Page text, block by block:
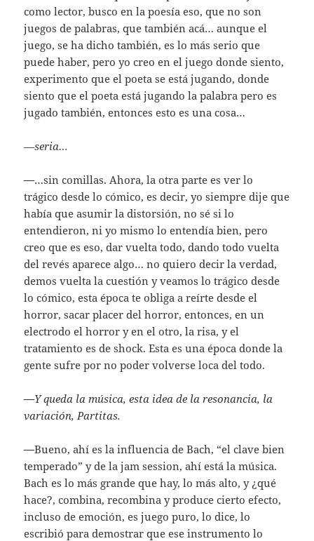
como lector, busco en la poesía eso, que no son
juegos de palabras, que también acá… aunque el
juego, se ha dicho también, es lo más serio que
puede haber, pero yo creo en el juego donde siento,
experimento que el poeta se está jugando, donde
siento que el poeta está jugando la palabra pero es
jugado también, entonces esto es una cosa…
—seria…
—…sin comillas. Ahora, la otra parte es ver lo
trágico desde lo cómico, es decir, yo siempre dije que
había que asumir la distorsión, no sé si lo
entendieron, ni yo mismo lo entendía bien, pero
creo que es eso, dar vuelta todo, dando todo vuelta
del revés aparece algo… no quiero decir la verdad,
demos vuelta la cuestión y veamos lo trágico desde
lo cómico, esta época te obliga a reírte desde el
horror, sacar placer del horror, entonces, en un
electrodo el horror y en el otro, la risa, y el
tratamiento es de shock. Esta es una época donde la
gente sufre por no poder volverse loca del todo.
—Y queda la música, esta idea de la resonancia, la
variación, Partitas.
—Bueno, ahí es la influencia de Bach, “el clave bien
temperado” y de la jam session, ahí está la música.
Bach es lo más grande que hay, lo más alto, y ¿qué
hace?, combina, recombina y produce cierto efecto,
incluso de emoción, es juego puro, lo dice, lo
escribió para demostrar que ese instrumento lo